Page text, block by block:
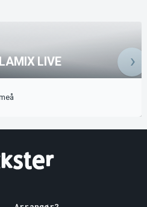
LIVE